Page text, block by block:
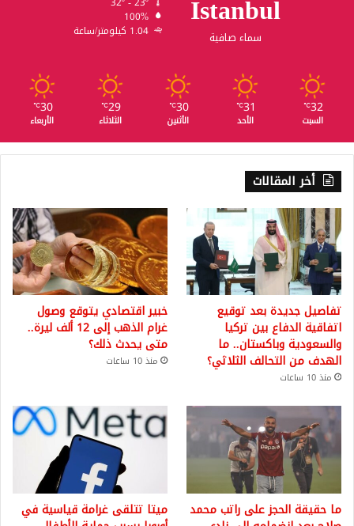
Istanbul
سماء صافية
100%
1.04 كيلومتر/ساعة
32
℃
السبت
31
℃
الأحد
30
℃
الأثنين
29
℃
الثلاثاء
30
℃
الأربعاء
أخر المقالات
تفاصيل جديدة بعد توقيع
اتفاقية الدفاع بين تركيا
والسعودية وباكستان.. ما
الهدف من التحالف الثلاثي؟
منذ 10 ساعات
خبير اقتصادي يتوقع وصول
غرام الذهب إلى 12 ألف ليرة..
متى يحدث ذلك؟
منذ 10 ساعات
ما حقيقة الحجز على راتب محمد ميتا تتلقى غرامة قياسية في